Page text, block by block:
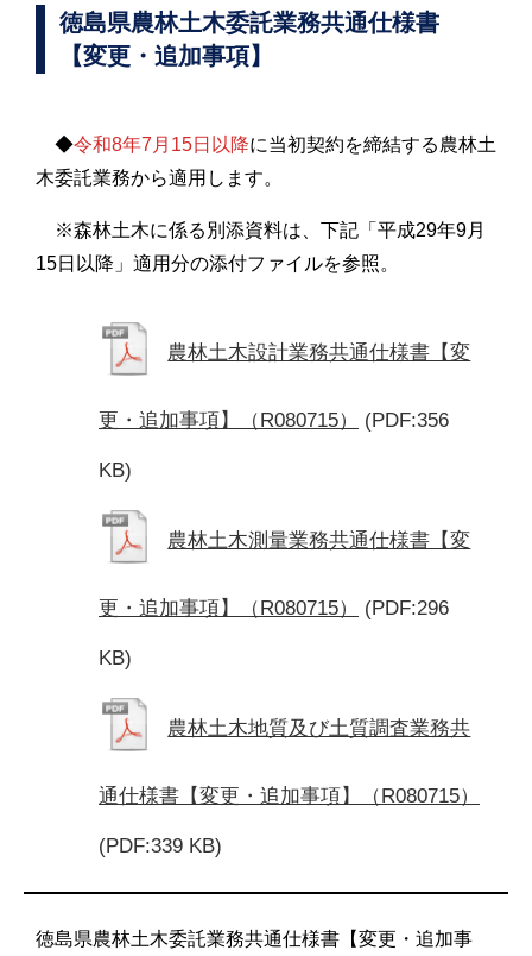
徳島県農林土木委託業務共通仕様書
【変更・追加事項】
◆令和8年7月15日以降に当初契約を締結する農林土
木委託業務から適用します。
※森林土木に係る別添資料は、下記「平成29年9月
15日以降」適用分の添付ファイルを参照。
農林土木設計業務共通仕様書【変
更・追加事項】（R080715） (PDF:356
KB)
農林土木測量業務共通仕様書【変
更・追加事項】（R080715） (PDF:296
KB)
農林土木地質及び土質調査業務共
通仕様書【変更・追加事項】（R080715）
(PDF:339 KB)
徳島県農林土木委託業務共通仕様書【変更・追加事